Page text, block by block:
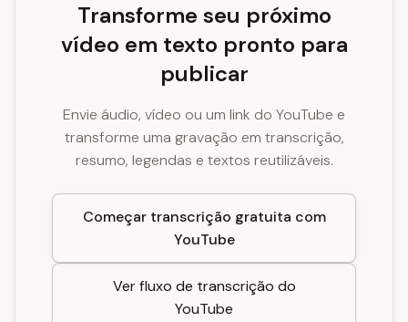
Transforme seu próximo
vídeo em texto pronto para
publicar
Envie áudio, vídeo ou um link do YouTube e
transforme uma gravação em transcrição,
resumo, legendas e textos reutilizáveis.
Começar transcrição gratuita com
YouTube
Ver fluxo de transcrição do
YouTube